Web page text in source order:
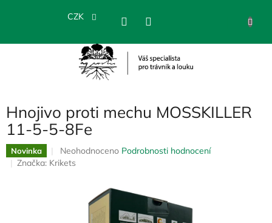
CZK
Hnojivo proti mechu MOSSKILLER
11-5-5-8Fe
Novinka
Průměrné
hodnocení
Neohodnoceno Podrobnosti hodnocení
Značka: Krikets